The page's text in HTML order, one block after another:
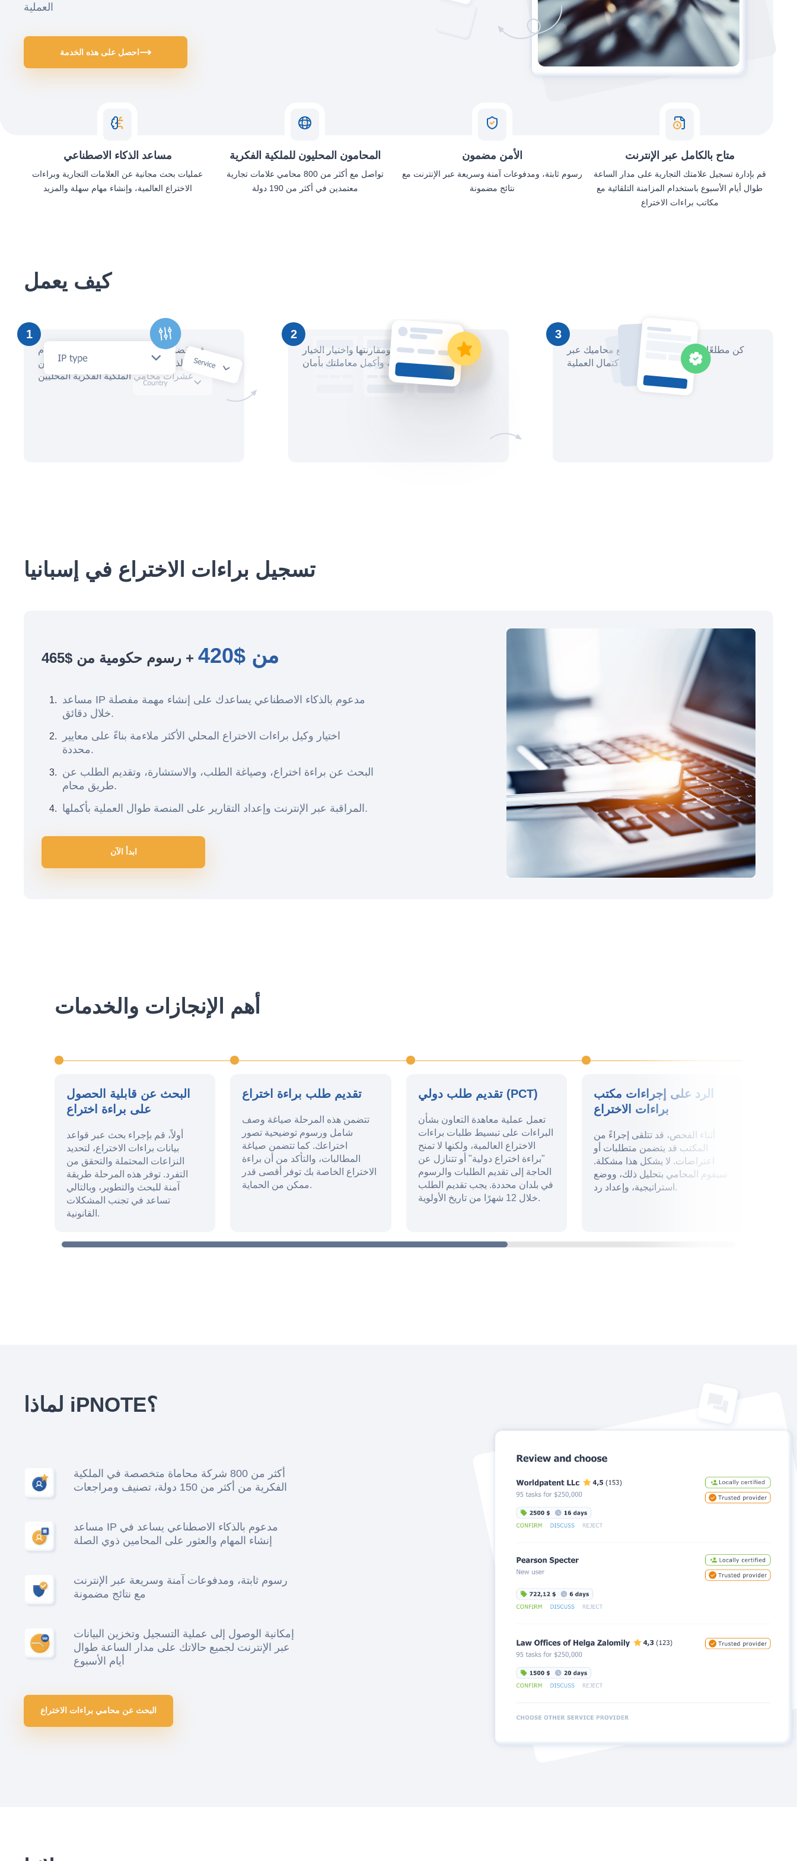
العملية
احصل على هذه الخدمة
مساعد الذكاء الاصطناعي
عمليات بحث مجانية عن العلامات التجارية وبراءات
الاختراع العالمية، وإنشاء مهام سهلة والمزيد
المحامون المحليون للملكية الفكرية
تواصل مع أكثر من 800 محامي علامات تجارية
معتمدين في أكثر من 190 دولة
الأمن مضمون
رسوم ثابتة، ومدفوعات آمنة وسريعة عبر الإنترنت مع
نتائج مضمونة
متاح بالكامل عبر الإنترنت
قم بإدارة تسجيل علامتك التجارية على مدار الساعة
طوال أيام الأسبوع باستخدام المزامنة التلقائية مع
مكاتب براءات الاختراع
كيف يعمل
1
في غضون دقائق، قم بإنشاء طلب باستخدام
مساعد الذكاء الاصطناعي واستقبل عروضًا من
عشرات محامي الملكية الفكرية المحليين
2
قم بمراجعة العروض ومقارنتها واختيار الخيار
الأنسب لك، وأكمل معاملتك بأمان
3
كن مطلعًا على التقدم وتواصل مع محاميك عبر
المنصة حتى اكتمال العملية
تسجيل براءات الاختراع في إسبانيا
من $420 + رسوم حكومية من $465
مساعد IP مدعوم بالذكاء الاصطناعي يساعدك على إنشاء مهمة مفصلة
خلال دقائق.
اختيار وكيل براءات الاختراع المحلي الأكثر ملاءمة بناءً على معايير
محددة.
البحث عن براءة اختراع، وصياغة الطلب، والاستشارة، وتقديم الطلب عن
طريق محام.
المراقبة عبر الإنترنت وإعداد التقارير على المنصة طوال العملية بأكملها.
ابدأ الآن
أهم الإنجازات والخدمات
البحث عن قابلية الحصول
على براءة اختراع
أولاً، قم بإجراء بحث عبر قواعد
بيانات براءات الاختراع، لتحديد
النزاعات المحتملة والتحقق من
التفرد. توفر هذه المرحلة طريقة
آمنة للبحث والتطوير، وبالتالي
تساعد في تجنب المشكلات
القانونية.
تقديم طلب براءة اختراع
تتضمن هذه المرحلة صياغة وصف
شامل ورسوم توضيحية تصور
اختراعك. كما تتضمن صياغة
المطالبات، والتأكد من أن براءة
الاختراع الخاصة بك توفر أقصى قدر
ممكن من الحماية.
تقديم طلب دولي (PCT)
تعمل عملية معاهدة التعاون بشأن
البراءات على تبسيط طلبات براءات
الاختراع العالمية، ولكنها لا تمنح
"براءة اختراع دولية" أو تتنازل عن
الحاجة إلى تقديم الطلبات والرسوم
في بلدان محددة. يجب تقديم الطلب
خلال 12 شهرًا من تاريخ الأولوية.
الرد على إجراءات مكتب
براءات الاختراع
أثناء الفحص، قد تتلقى إجراءً من
المكتب قد يتضمن متطلبات أو
اعتراضات. لا يشكل هذا مشكلة.
سيقوم المحامي بتحليل ذلك، ووضع
استراتيجية، وإعداد رد.
لماذا iPNOTE؟
أكثر من 800 شركة محاماة متخصصة في الملكية
الفكرية من أكثر من 150 دولة، تصنيف ومراجعات
مساعد IP مدعوم بالذكاء الاصطناعي يساعد في
إنشاء المهام والعثور على المحامين ذوي الصلة
رسوم ثابتة، ومدفوعات آمنة وسريعة عبر الإنترنت
مع نتائج مضمونة
إمكانية الوصول إلى عملية التسجيل وتخزين البيانات
عبر الإنترنت لجميع حالاتك على مدار الساعة طوال
أيام الأسبوع
البحث عن محامي براءات الاختراع